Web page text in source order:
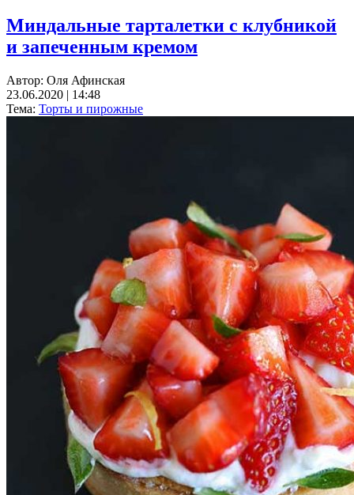
Миндальные тарталетки с клубникой
и запеченным кремом
Автор: Оля Афинская
23.06.2020 | 14:48
Тема: Торты и пирожные